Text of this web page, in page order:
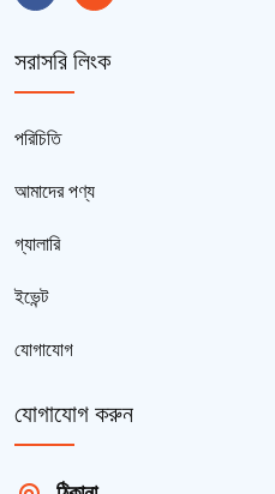
সরাসরি লিংক
পরিচিতি
আমাদের পণ্য
গ্যালারি
ইভেন্ট
যোগাযোগ
যোগাযোগ করুন